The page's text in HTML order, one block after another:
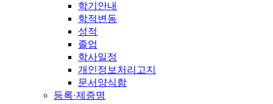
학기안내
학적변동
성적
졸업
학사일정
개인정보처리고지
문서양식함
등록·제증명